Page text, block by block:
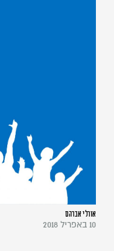
אורלי אברהם
10 באפריל 2018